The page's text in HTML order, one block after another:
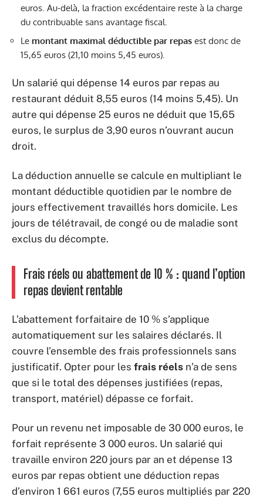
euros. Au-delà, la fraction excédentaire reste à la charge
du contribuable sans avantage fiscal.
Le montant maximal déductible par repas est donc de
15,65 euros (21,10 moins 5,45 euros).
Un salarié qui dépense 14 euros par repas au
restaurant déduit 8,55 euros (14 moins 5,45). Un
autre qui dépense 25 euros ne déduit que 15,65
euros, le surplus de 3,90 euros n’ouvrant aucun
droit.
La déduction annuelle se calcule en multipliant le
montant déductible quotidien par le nombre de
jours effectivement travaillés hors domicile. Les
jours de télétravail, de congé ou de maladie sont
exclus du décompte.
Frais réels ou abattement de 10 % : quand l’option
repas devient rentable
L’abattement forfaitaire de 10 % s’applique
automatiquement sur les salaires déclarés. Il
couvre l’ensemble des frais professionnels sans
justificatif. Opter pour les frais réels n’a de sens
que si le total des dépenses justifiées (repas,
transport, matériel) dépasse ce forfait.
Pour un revenu net imposable de 30 000 euros, le
forfait représente 3 000 euros. Un salarié qui
travaille environ 220 jours par an et dépense 13
euros par repas obtient une déduction repas
d’environ 1 661 euros (7,55 euros multipliés par 220